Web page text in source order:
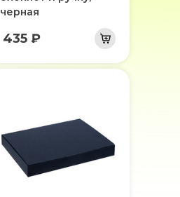
черная
435 ₽